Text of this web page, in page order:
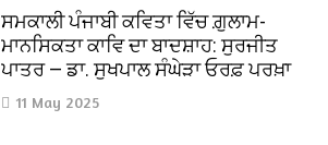
ਸਮਕਾਲੀ ਪੰਜਾਬੀ ਕਵਿਤਾ ਵਿੱਚ ਗ਼ੁਲਾਮ-
ਮਾਨਸਿਕਤਾ ਕਾਵਿ ਦਾ ਬਾਦਸ਼ਾਹ: ਸੁਰਜੀਤ
ਪਾਤਰ — ਡਾ. ਸੁਖਪਾਲ ਸੰਘੇੜਾ ਓਰਫ਼ ਪਰਖ਼ਾ
11 May 2025